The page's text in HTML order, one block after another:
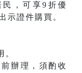
，可享9折優
示證件購買。
。
辦理，須酌收